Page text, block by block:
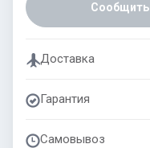
Сообщить
Доставка
Гарантия
Самовывоз